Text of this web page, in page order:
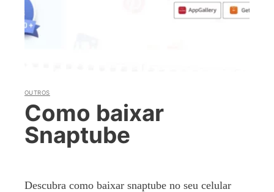
OUTROS
Como baixar
Snaptube
Descubra como baixar snaptube no seu celular